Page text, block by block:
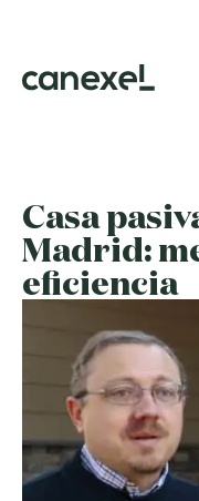
Casa
Madrid:
eficiencia